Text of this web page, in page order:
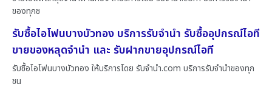
ของทุกช
รับซื้อไอโฟนบางบัวทอง บริการรับจำนำ รับซื้ออุปกรณ์ไอที
ขายของหลุดจำนำ และ รับฝากขายอุปกรณ์ไอที
รับซื้อไอโฟนบางบัวทอง ให้บริการโดย รับจํานํา.com บริการรับจำนำของทุก
ชน